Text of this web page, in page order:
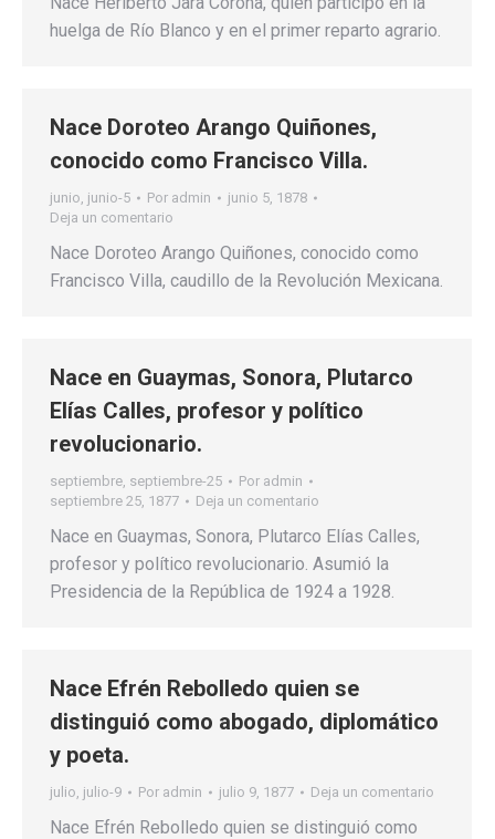
huelga de Río Blanco y en el primer reparto agrario.
Nace Doroteo Arango Quiñones,
conocido como Francisco Villa.
junio, junio-5 Por admin
junio 5, 1878
Deja un comentario
Nace Doroteo Arango Quiñones, conocido como
Francisco Villa, caudillo de la Revolución Mexicana.
Nace en Guaymas, Sonora, Plutarco
Elías Calles, profesor y político
revolucionario.
septiembre, septiembre-25 Por admin
septiembre 25, 1877
Deja un comentario
Nace en Guaymas, Sonora, Plutarco Elías Calles,
profesor y político revolucionario. Asumió la
Presidencia de la República de 1924 a 1928.
Nace Efrén Rebolledo quien se
distinguió como abogado, diplomático
y poeta.
julio, julio-9 Por admin julio 9, 1877 Deja un comentario
Nace Efrén Rebolledo quien se distinguió como